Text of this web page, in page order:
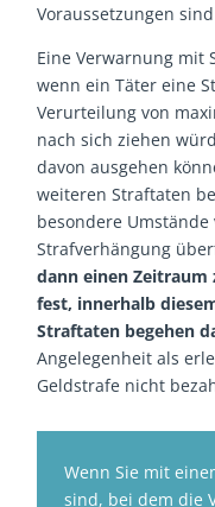
Voraussetzungen
Eine Verwarnung mit
wenn ein Täter eine
Verurteilung von
nach sich ziehen
davon ausgehen
weiteren Straftaten
besondere
Strafverhängung
dann einen Zeitraum
fest, innerhalb
Straftaten begehen
Angelegenheit als
Geldstrafe nicht
Wenn Sie mit
sind, bei dem die